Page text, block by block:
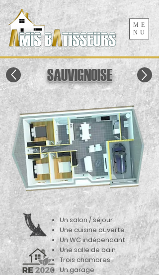
ME
NU
SAUVIGNOISE
Un salon / séjour
Une cuisine ouverte
Un WC indépendant
Une salle de bain
Trois chambres
Un garage